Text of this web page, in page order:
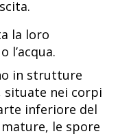
la loro
l’acqua.
in strutture
situate nei corpi
inferiore del
le spore